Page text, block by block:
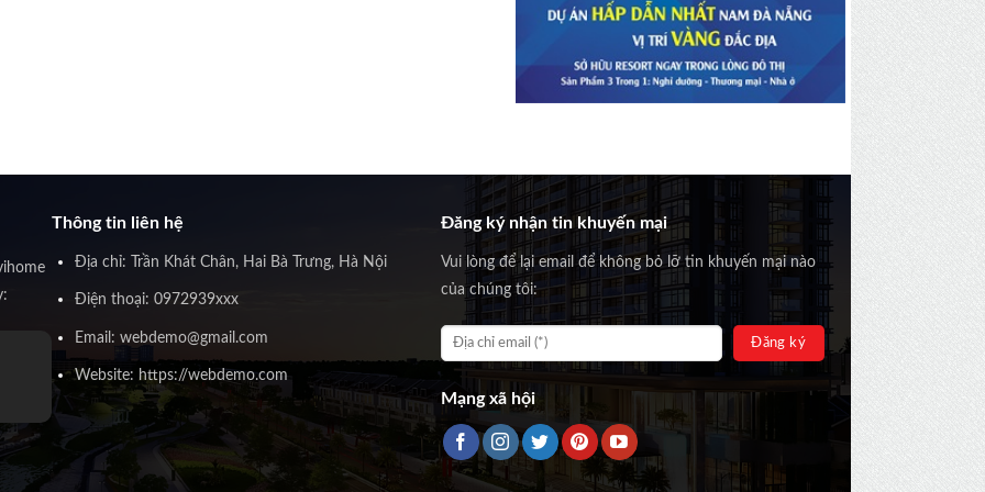
Thông tin liên hệ
Địa chỉ: Trần Khát Chân, Hai Bà Trưng, Hà Nội
Điện thoại: 0972939xxx
Email: webdemo@gmail.com
Website: https://webdemo.com
Đăng ký nhận tin khuyến mại
Vui lòng để lại email để không bỏ lỡ tin khuyến mại nào
của chúng tôi:
Mạng xã hội